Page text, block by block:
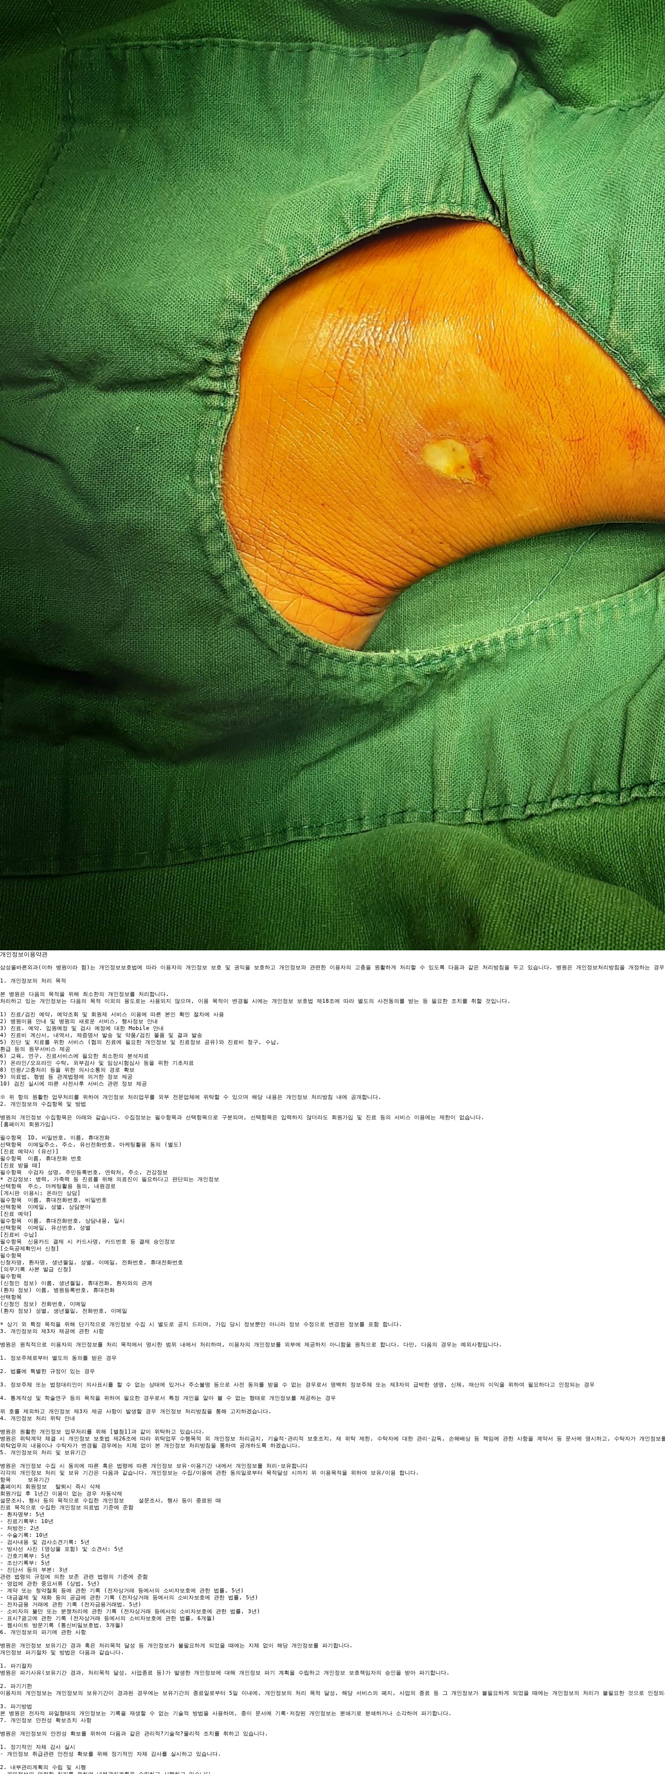
개인정보이용약관
삼성올바른외과(이하 병원이라 함)는 개인정보보호법에 따라 이용자의 개인정보 보호 및 권익을 보호하고 개인정보와 관련한 이용자의 고충을 원활하게 처리할 수 있도록 다음과 같은 처리방침을 두고 있습니다. 병원은 개인정보처리방침을 개정하는 경우 웹사이트를 통하여 공지할 것 입니다.

1. 개인정보의 처리 목적

본 병원은 다음의 목적을 위해 최소한의 개인정보를 처리합니다. 
처리하고 있는 개인정보는 다음의 목적 이외의 용도로는 사용되지 않으며, 이용 목적이 변경될 시에는 개인정보 보호법 제18조에 따라 별도의 사전동의를 받는 등 필요한 조치를 취할 것입니다. 

1) 진료/검진 예약, 예약조회 및 회원제 서비스 이용에 따른 본인 확인 절차에 사용 
2) 병원이용 안내 및 병원의 새로운 서비스, 행사정보 안내 
3) 진료. 예약. 입원예정 및 검사 예정에 대한 Mobile 안내 
4) 진료비 계산서, 내역서, 제증명서 발송 및 약품/검진 물품 및 결과 발송 
5) 진단 및 치료를 위한 서비스 (협의 진료에 필요한 개인정보 및 진료정보 공유)와 진료비 청구, 수납, 
환급 등의 원무서비스 제공 
6) 교육, 연구, 진료서비스에 필요한 최소한의 분석자료 
7) 온라인/오프라인 수탁, 외부검사 및 임상시험심사 등을 위한 기초자료 
8) 민원/고충처리 등을 위한 의사소통의 경로 확보 
9) 의료법, 형범 등 관계법령에 의거한 정보 제공 
10) 검진 실시에 따른 사전사후 서비스 관련 정보 제공 

※ 위 항의 원활한 업무처리를 위하여 개인정보 처리업무를 외부 전문업체에 위탁할 수 있으며 해당 내용은 개인정보 처리방침 내에 공개합니다.
2. 개인정보의 수집항목 및 방법

병원의 개인정보 수집항목은 아래와 같습니다. 수집정보는 필수항목과 선택항목으로 구분되며, 선택항목은 입력하지 않더라도 회원가입 및 진료 등의 서비스 이용에는 제한이 없습니다.
[홈페이지 회원가입]

필수항목	ID, 비밀번호, 이름, 휴대전화
선택항목	이메일주소, 주소, 유선전화번호, 마케팅활용 동의 (별도)
[진료 예약시 (유선)]
필수항목	이름, 휴대전화 번호
[진료 받을 때]
필수항목	수검자 성명, 주민등록번호, 연락처, 주소, 건강정보 
* 건강정보: 병력, 가족력 등 진료를 위해 의료진이 필요하다고 판단되는 개인정보
선택항목	주소, 마케팅활용 동의, 내원경로
[게시판 이용시; 온라인 상담]
필수항목	이름, 휴대전화번호, 비밀번호
선택항목	이메일, 성별, 상담분야
[진료 예약]
필수항목	이름, 휴대전화번호, 상담내용, 일시
선택항목	이메일, 유선번호, 성별
[진료비 수납]
필수항목	신용카드 결제 시 카드사명, 카드번호 등 결제 승인정보
[소득공제확인서 신청]
필수항목	
신청자명, 환자명, 생년월일, 성별, 이메일, 전화번호, 휴대전화번호
[의무기록 사본 발급 신청]
필수항목	
(신청인 정보) 이름, 생년월일, 휴대전화, 환자와의 관계
(환자 정보) 이름, 병원등록번호, 휴대전화
선택항목	
(신청인 정보) 전화번호, 이메일
(환자 정보) 성별, 생년월일, 전화번호, 이메일

* 상기 외 특정 목적을 위해 단기적으로 개인정보 수집 시 별도로 공지 드리며, 가입 당시 정보뿐만 아니라 정보 수정으로 변경된 정보를 포함 합니다.
3. 개인정보의 제3자 제공에 관한 사항

병원은 원칙적으로 이용자의 개인정보를 처리 목적에서 명시한 범위 내에서 처리하며, 이용자의 개인정보를 외부에 제공하지 아니함을 원칙으로 합니다. 다만, 다음의 경우는 예외사항입니다. 

1. 정보주체로부터 별도의 동의를 받은 경우 

2. 법률에 특별한 규정이 있는 경우 

3. 정보주체 또는 법정대리인이 의사표시를 할 수 없는 상태에 있거나 주소불명 등으로 사전 동의를 받을 수 없는 경우로서 명백히 정보주체 또는 제3자의 급박한 생명, 신체, 재산의 이익을 위하여 필요하다고 인정되는 경우 

4. 통계작성 및 학술연구 등의 목적을 위하여 필요한 경우로서 특정 개인을 알아 볼 수 없는 형태로 개인정보를 제공하는 경우 

위 호를 제외하고 개인정보 제3자 제공 사항이 발생할 경우 개인정보 처리방침을 통해 고지하겠습니다.
4. 개인정보 처리 위탁 안내

병원은 원활한 개인정보 업무처리를 위해 [별첨1]과 같이 위탁하고 있습니다. 
병원은 위탁계약 체결 시 개인정보 보호법 제26조에 따라 위탁업무 수행목적 외 개인정보 처리금지, 기술적·관리적 보호조치, 재 위탁 제한, 수탁자에 대한 관리·감독, 손해배상 등 책임에 관한 사항을 계약서 등 문서에 명시하고, 수탁자가 개인정보를 안전하게 처리하는지를 감독하고 있습니다. 
위탁업무의 내용이나 수탁자가 변경될 경우에는 지체 없이 본 개인정보 처리방침을 통하여 공개하도록 하겠습니다.
5. 개인정보의 처리 및 보유기간

병원은 개인정보 수집 시 동의에 따른 혹은 법령에 따른 개인정보 보유·이용기간 내에서 개인정보를 처리·보유합니다 
각각의 개인정보 처리 및 보유 기간은 다음과 같습니다. 개인정보는 수집/이용에 관한 동의일로부터 목적달성 시까지 위 이용목적을 위하여 보유/이용 합니다.
항목	보유기간
홈페이지 회원정보	탈퇴시 즉시 삭제
회원가입 후 1년간 이용이 없는 경우 자동삭제
설문조사, 행사 등의 목적으로 수집한 개인정보	설문조사, 행사 등이 종료된 때
진료 목적으로 수집한 개인정보	의료법 기준에 준함 
- 환자명부: 5년 
- 진료기록부: 10년 
- 처방전: 2년 
- 수술기록: 10년 
- 검사내용 및 검사소견기록: 5년 
- 방사선 사진 (영상물 포함) 및 소견서: 5년 
- 간호기록부: 5년 
- 조산기록부: 5년 
- 진단서 등의 부본: 3년
관련 법령의 규정에 의한 보존	관련 법령의 기준에 준함 
- 영업에 관한 중요서류 (상법, 5년) 
- 계약 또는 청약철회 등에 관한 기록 (전자상거래 등에서의 소비자보호에 관한 법률, 5년) 
- 대금결제 및 재화 등의 공급에 관한 기록 (전자상거래 등에서의 소비자보호에 관한 법률, 5년) 
- 전자금융 거래에 관한 기록 (전자금융거래법. 5년) 
- 소비자의 불만 또는 분쟁처리에 관한 기록 (전자상거래 등에서의 소비자보호에 관한 법률, 3년) 
- 표시?광고에 관한 기록 (전자상거래 등에서의 소비자보호에 관한 법률, 6개월) 
- 웹사이트 방문기록 (통신비밀보호법, 3개월)
6. 개인정보의 파기에 관한 사항

병원은 개인정보 보유기간 경과 혹은 처리목적 달성 등 개인정보가 불필요하게 되었을 때에는 지체 없이 해당 개인정보를 파기합니다.
개인정보 파기절차 및 방법은 다음과 같습니다. 

1. 파기절차 
병원은 파기사유(보유기간 경과, 처리목적 달성, 사업종료 등)가 발생한 개인정보에 대해 개인정보 파기 계획을 수립하고 개인정보 보호책임자의 승인을 받아 파기합니다. 

2. 파기기한 
이용자의 개인정보는 개인정보의 보유기간이 경과된 경우에는 보유기간의 종료일로부터 5일 이내에, 개인정보의 처리 목적 달성, 해당 서비스의 폐지, 사업의 종료 등 그 개인정보가 불필요하게 되었을 때에는 개인정보의 처리가 불필요한 것으로 인정되는 날로부터 5일 이내에 그 개인정보를 파기합니다. 

3. 파기방법 
본 병원은 전자적 파일형태의 개인정보는 기록을 재생할 수 없는 기술적 방법을 사용하며, 종이 문서에 기록·저장된 개인정보는 분쇄기로 분쇄하거나 소각하여 파기합니다.
7. 개인정보 안전성 확보조치 사항

병원은 개인정보의 안전성 확보를 위하여 다음과 같은 관리적?기술적?물리적 조치를 취하고 있습니다. 

1. 정기적인 자체 감사 실시 
- 개인정보 취급관련 안전성 확보를 위해 정기적인 자체 감사를 실시하고 있습니다. 

2. 내부관리계획의 수립 및 시행 
- 개인정보의 안전한 처리를 위하여 내부관리계획을 수립하고 시행하고 있습니다. 

3. 개인정보의 암호화 
- 법령에서 요구하는 중요 개인정보는 암호화되어 저장 및 관리되고 있으며, 중요한 데이터는 파일 및 전송 시 암호화 등을 통해 안전하게 저장 및 전송하고 있습니다 

4. 해킹 등에 대비한 기술적 대책 
- 회사는 해킹이나 컴퓨터 바이러스 등에 의한 개인정보 유출 및 훼손을 막기 위하여 보안프로그램을 설치하고 주기적인 갱신·점검을 하며 외부로부터 접근이 통제된 구역에 시스템을 설치하고 기술적·물리적으로 감시 및 차단하고 있습니다. 

5. 개인정보에 대한 접근 제한 
- 개인정보를 처리하는 데이터베이스시스템에 대한 접근권한의 부여, 변경, 말소를 통하여 개인정보에 대한 접근통제를 위하여 필요한 조치를 하고 있으며 침입차단시스템을 이용하여 외부로부터의 무단 접근을 통제하고 있습니다. 

6. 접속기록의 보관 및 위변조 방지 
- 개인정보처리시스템에 접속한 기록을 최소 6개월 이상 보관, 관리하고 있으며, 접속 기록이 위·변조 및 도난, 분실되지 않도록 보안기능 사용 하고 있습니다. 

7. 문서보안을 위한 잠금장치 사용 
- 개인정보가 포함된 서류, 보조저장매체 등을 잠금장치가 있는 안전한 장소에 보관하고 있습니다. 

8. 비인가자에 대한 출입통제 
- 개인정보를 보관하고 있는 물리적 보관 장소를 별도로 두고 이에 대해 출입통제 절차를 수립·운영하고 있습니다.
8. 개인정보 자동수집 장치의 설치 / 운영 및 거부에 관한 사항

병원은 개인화되고 맞춤화된 서비스를 제공하기 위해서 이용자의 정보를 저장하고 수시로 불러오는 ‘쿠키(cookie)’를 사용 합니다. 

1. 쿠키란? 
- 쿠키는 웹사이트를 운영하는데 이용되는 서버가 이용자의 브라우저에게 보내는 아주 작은 텍스트 파일로 이용자 컴퓨터의 하드디스크에 저장됩니다. 이후 이용자가 웹 사이트에 방문할 경우 웹 사이트 서버는 이용자의 하드 디스크에 저장되어 있는 쿠키의 내용을 읽어 이용자의 환경설정을 유지하고 맞춤화된 서비스를 제공하기 위해 이용됩니다. 
- 쿠키는 개인을 식별하는 정보를 자동적·능동적으로 수집하지 않으며, 이용자는 언제든지 이러한 쿠키의 저장을 거부하거나 삭제할 수 있습니다. 

2. 회사의 쿠키 사용 목적 
- 이용자들이 방문한 본 병원의 각 서비스와 웹 사이트들에 대한 방문 및 이용형태, 보안접속 여부, 이용자 규모 등을 파악하여 이용자에게 광고를 포함한 최적화된 맞춤형 정보를 제공하기 위해 사용합니다. 

3. 쿠키의 설치 및 운영거부 
- 이용자는 쿠키 설치에 대한 선택권을 가지고 있습니다. 따라서 이용자는 웹 브라우저에서 옵션을 설정함으로써 모든 쿠키를 허용하거나, 쿠키가 저장될 때마다 확인을 거치거나, 아니면 모든 쿠키의 저장을 거부할 수도 있습니다. 
- 다만, 이용자께서 쿠키 설치를 거부하였을 경우 서비스 제공에 어려움이 있을 수 있습니다. 
- 쿠키 설치 허용 여부를 지정하는 방법(Internet Explorer의 경우)은 다음과 같습니다. 
[웹 브라우저 상단의 ‘도구’ 〉인터넷 옵션 〉개인정보 〉개인정보취급 수준 설정]
9. 아동의 개인정보보호

1. 본 병원에서는 만 14세 미만 아동(이하 '아동')이 제공한 개인정보로 인하여 아동 및 법정 대리인이 불이익을 입지 않도록 보호 조치를 취하고 있습니다. 

2. 본 병원에서는 아동의 개인정보에 대하여 아래의 행위를 하는 경우에는 해당 아동의 법정대리인의 동의를 얻도록 하고 있습니다. 
가. 아동의 서비스가입을 위한 개인정보 수집하거나 서비스 가입 시 고지한 범위 또는 서비스이용약관에 명시한 범위를 넘어 이동의 개인정보를 이용하거나 제3자에게 제공하고자 하는 경우 
나. 아동의 개인정보를 제공받은 자가 개인정보를 제공받은 목적 외의 용도로 이용하거나 제3자에게 제공하는 경우 

3. 본 병원에서는 법정대리인의 동의를 얻기 위하여 법정대리인의 성명, 전화번호 등 필요한 최소한의 정보를 요구할 수 있습니다. 이 경우 개인정보의 수집ㆍ이용 또는 제공 목적 및 법정대리인의 동의가 필요하다는 취지를 아동이 쉽게 이해 할 수 있는 평이한 표현으로 아동에게 고지 합니다. 

4. 법정대리인의 동의를 얻기 위하여 수집한 법정대리인의 개인정보를 해당 법정대리인의 동의 여부를 확인하는 목적 외의 용도로 이를 이용하거나 제3자에게 제공하지 않습니다.
10. 개인정보 보호책임자 및 담당자 

고객의 개인정보를 보호하고 개인정보와 관련한 불만을 처리하기 위하여 본 병원은 개인정보 보호책임자를 두고 있습니다. 
개인정보와 관련한 문의사항이 있으시면 아래의 개인정보 보호책임자에게 연락 주시기 바랍니다. 귀하의 문의 사항에 신속하고 성실하게 답변해드리겠습니다. 

1. 개인정보 보호책임자 : 
2. 개인정보보호 실무책임자 :  

11. 개인정보 열람청구 접수·처리 부서

정보주체는 개인정보 보호법 제35조에 따른 개인정보의 열람 청구를 다음과 같은 부서에 할 수 있으며 본 병원은 정보주체의 개인정보 열람청구가 신속하게 처리되도록 노력하겠습니다. 

1. 개인정보 열람청구 접수·처리 부서 
부서명: 경영지원실 

2. CCTV 녹화물 
부서명: 경영지원실 

3. 개인정보보호법 시행령 제42조에 따라 열람의 제한, 연기 및 거절이 될 수 있습니다. 

4. 정보주체께서는 상기 담당자 외에도 행정자치부의‘개인정보 보호 종합지원 포털 사이트(www.privacy.go.kr)’를 통해 개인정보 열람청구를 하실 수 있습니다. 
* 행정자치부 개인정보 보호 종합지원 포털 → 개인정보 민원 → 개인정보 열람 등 요구
12. 정보주체의 권리·의무 및 그 행사방법에 관한 사항

본 병원은 고객이 개인정보에 대한 열람ㆍ증명 또는 정정을 요구하는 경우에는 고객의 요구에 성실하게 대응하고, 해당 개인정보에 오류가 있거나 보존 기간을 경과한 것이 판명되는 등 정정ㆍ삭제를 할 필요가 있다고 인정되는 경우에는 지체 없이 정정ㆍ삭제를 합니다. 

1. 개인정보의 열람/증명 
고객은 본 병원을 방문하여 개인정보에 대한 열람ㆍ증명을 요구할 수 있고, 고객이 제공한 개인정보를 보다 철저하게 보호하기 위하여 고객의 방문 이외의 전화ㆍ우편ㆍFAX 등 기타의 신청방법에 의하여는 고객의 개인정보에 대한 열람, 증명을 제공하지 않습니다. 

2. 개인정보의 정정/삭제 
가. 본 병원은 고객이 개인정보에 대한 정정ㆍ삭제를 요구하는 경우, 본인 여부를 확인하고 지체 없이 필요한 조치를 취합니다. 
나. 고객이 본인의 개인정보에 대한 열람ㆍ증명을 요구하는 경우, 고객의 신분을 나타내는 주민등록증, 여권, 운전면허증(신형) 등의 신분증명서를 제시 받아 본인 여부를 확인합니다. 
다. 고객의 대리인이 방문하여 열람ㆍ증명을 요구하는 경우에는 대리관계를 나타내는 위임장 및 명의 고객의 인감증명서와 대리인의 신분증명서 등의 증표를 제시 받아 진정한 대리인인지 여부를 확인합니다. 
라. 고객이 제3자에 대한 개인정보의 제공에 동의한 경우에도 오류 정정의 요구를 받은 경우에는 그 오류를 정정할 때까지 개인정보의 제공을 중단하고, 잘못된 개인정보를 제3자에게 이미 제공한 경우에는 제3자 및 당사자에게 그 사실을 통지하여 필요한 조치를 취합니다. 
마. 본 병원은 개인정보의 전부 또는 일부에 대하여 열람ㆍ증명 또는 정정을 거절할 정당한 이유가 있는 경우에는 고객에게 이를 통지하고 그 이유를 설명합니다. 
바. 고객은 다음과 같이 개인정보 수집/이용 또는 제공에 대한 동의철회(가입/해지)를 요구할 수 있고 본 병원은 지체 없이 필요한 조치를 취합니다. 

3. 고객은 개인정보의 수집, 이용 또는 제공에 대한 동의를 철회할 수 있습니다. 

4. 법정대리인은 만 14세 미만 아동의 개인정보 수집ㆍ이용 또는 제공에 대한 동의를 철회할 수 있으며, 만 14세미만 아동이 제공한 개인정보에 대한 열람 또는 오류의 정정을 요구할 수 있습니다.
별첨1. [홍익치과의원 개인정보의 처리 위탁에 관한 사항]
고위드	홈페이지 개발 및 유지보수	
이름,아이디,연락처, 이메일, 로그인－로그아웃기록
13. 파기절차

회원님이 회원가입 등을 위해 입력하신 정보는 목적이 달성된 후 별도의 DB로 옮겨져(종이의 경우 별도의 서류함) 내부 방침 및 기타 관련 법령에 의한 정보보호 사유에 따라(5. 보유 및 이용기간 참조) 일정 기간 저장된 후 파기되어집니다. 

별도 DB로 옮겨진 개인정보는 법률에 의한 경우가 아니고서는 보유되어지는 이외의 다른 목적으로 이용되지 않습니다.
14. 정보주체 권익침해 구제방법

정보주체는 본 병원의 자체적인 개인정보 불만처리, 개인정보 침해에 대한 피해구제, 상담 등에 대해 만족하지 못하시거나 보다 자세한 도움이 필요하시면 아래 기관에 문의하여 주시기 바랍니다. 

1. 개인정보 침해신고센터(한국인터넷진흥원 운영) : http://privacy.kisa.or.kr 
2. 개인정보 분쟁조정위원회(한국인터넷진흥원 운영) : https://www.kopico.go.kr 
3. 대검찰청 사이버범죄수사단: http://www.spo.go.kr 
4. 경찰청 사이버안전국: http://cyberbureau.police.go.kr
[영상정보 처리기기 운영, 관리 방침]

본 병원은 영상정보 처리기기 운영 관리방침을 통해 본 병원에서 처리하는 영상정보가 어떠한 용도와 방식으로 이용, 관리 되고 있는지 알려드립니다.
제1조 (영상정보처리기기의 설치 근거 및 설치 목적)

본 병원은 개인정보보호법 제25조 제1항에 따라 다음과 같은 목적으로 영상정보 처리기기를 설치 운영합니다.

○ 시설안전 및 화재 예방 
○ 고객의 안전을 위한 범죄 예방
제2조 (설치대수, 설치위치 및 촬영범위)

영상정보처리기기의 설치대수, 위치 및 촬영범위는 아래와 같습니다.
설치대수	설치 위치 및 촬영범위
17대	건물 로비 및 복도, 엘리베이터 내부 등
제3조 (관리책임자 및 접근권한자)

정보주체의 영상정보를 보호하고 개인영상정보와 관련한 불만을 처리하기 위하여 아래와 같이 개인영